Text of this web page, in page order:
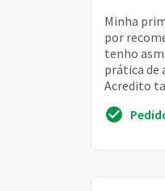
Minha
por
tenho
prática de
Acredito
claro, m...